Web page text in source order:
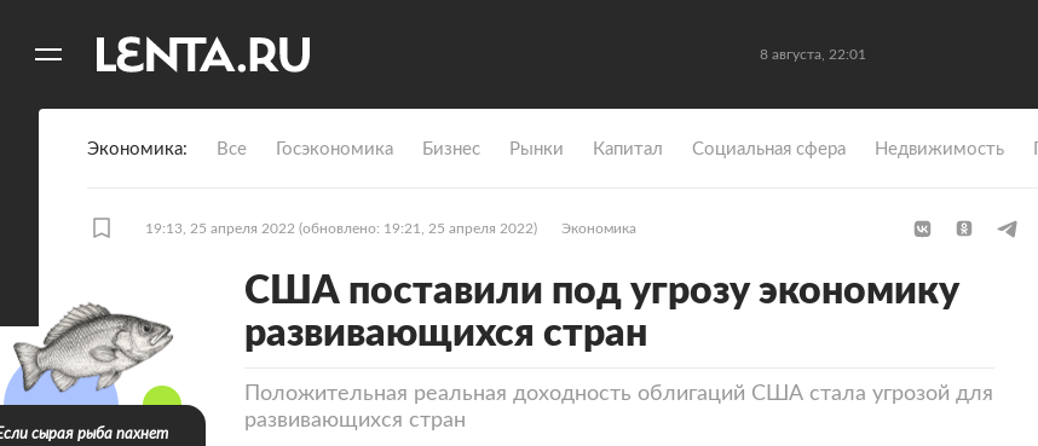
8 августа, 22:01
Экономика Все Госэкономика Бизнес Рынки Капитал Социальная сфера Недвижимость
19:13, 25 апреля 2022 (обновлено: 19:21, 25 апреля 2022) Экономика
США поставили под угрозу экономику
развивающихся стран
Положительная реальная доходность облигаций США стала угрозой для
развивающихся стран
сырая рыба пахнет